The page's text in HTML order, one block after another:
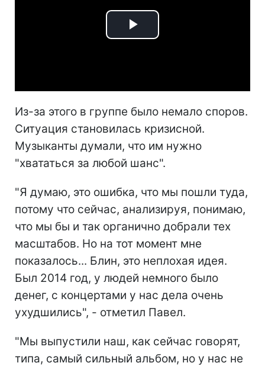
Play
Из-за этого в группе было немало споров.
Ситуация становилась кризисной.
Музыканты думали, что им нужно
"хвататься за любой шанс".
"Я думаю, это ошибка, что мы пошли туда,
потому что сейчас, анализируя, понимаю,
что мы бы и так органично добрали тех
масштабов. Но на тот момент мне
показалось... Блин, это неплохая идея.
Был 2014 год, у людей немного было
денег, с концертами у нас дела очень
ухудшились", - отметил Павел.
"Мы выпустили наш, как сейчас говорят,
типа, самый сильный альбом, но у нас не